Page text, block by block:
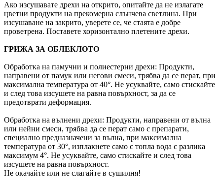
Ако изсушавате дрехи на открито, опитайте да не излагате
цветни продукти на прекомерна слънчева светлина. При
изсушаване на закрито, уверете се, че стаята е добре
проветрена. Поставете хоризонтално плетените дрехи.
ГРИЖА ЗА ОБЛЕКЛОТО
Обработка на памучни и полиестерни дрехи: Продукти,
направени от памук или негови смеси, трябва да се перат, при
максимална температура от 40°. Не усуквайте, само стискайте
и след това изсушете на равна повърхност, за да се
предотврати деформация.
Обработка на вълнени дрехи: Продукти, направени от вълна
или нейни смеси, трябва да се перат само с препарати,
специално предназначени за вълна, при максимална
температура от 30°, изплакнете само с топла вода с разлика
максимум 4°. Не усуквайте, само стискайте и след това
изсушете на равна повърхност.
Не окачайте или не слагайте в сушилня!